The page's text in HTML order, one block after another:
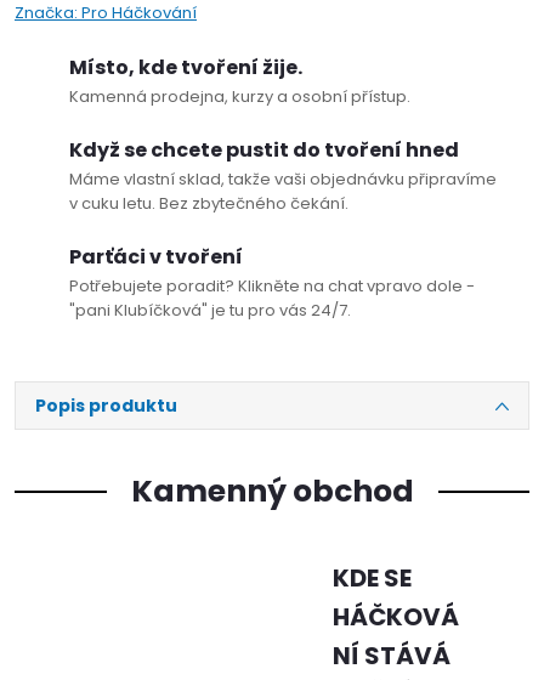
Značka: Pro Háčkování
Místo, kde tvoření žije.
Kamenná prodejna, kurzy a osobní přístup.
Když se chcete pustit do tvoření hned
Máme vlastní sklad, takže vaši objednávku připravíme
v cuku letu. Bez zbytečného čekání.
Parťáci v tvoření
Potřebujete poradit? Klikněte na chat vpravo dole -
"pani Klubíčková" je tu pro vás 24/7.
Popis produktu
Kamenný obchod
KDE SE
HÁČKOVÁ
NÍ STÁVÁ